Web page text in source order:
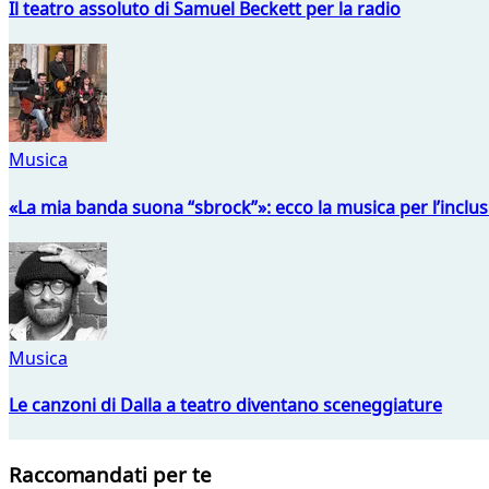
Il teatro assoluto di Samuel Beckett per la radio
Musica
«La mia banda suona “sbrock”»: ecco la musica per
Musica
Le canzoni di Dalla a teatro diventano sceneggiature
Raccomandati per te